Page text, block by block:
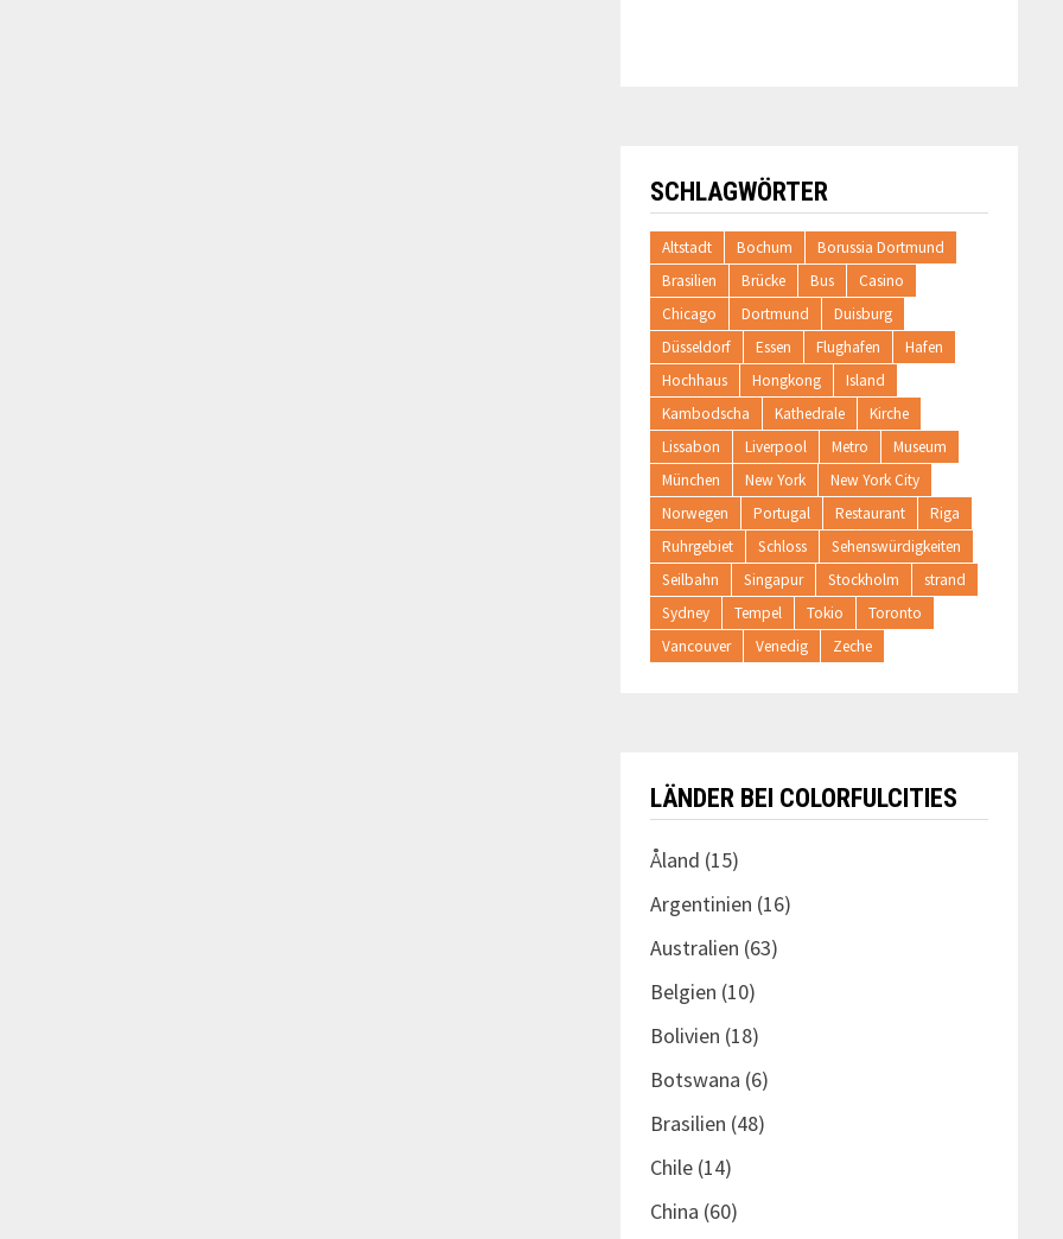
SCHLAGWÖRTER
Altstadt Bochum
Borussia Dortmund
Brasilien
Brücke Bus
Casino
Chicago
Dortmund
Duisburg
Düsseldorf
Essen Flughafen
Hafen
Hochhaus
Hongkong
Island
Kambodscha
Kathedrale
Kirche
Lissabon
Liverpool Metro
Museum
München
New York
New York City
Norwegen
Portugal Restaurant
Riga
Ruhrgebiet
Schloss
Sehenswürdigkeiten
Seilbahn
Singapur Stockholm
strand
Sydney
Tempel Tokio
Toronto
Vancouver
Venedig Zeche
LÄNDER BEI COLORFULCITIES
Åland (15)
Argentinien (16)
Australien (63)
Belgien (10)
Bolivien (18)
Botswana (6)
Brasilien (48)
Chile(14)
China (60)